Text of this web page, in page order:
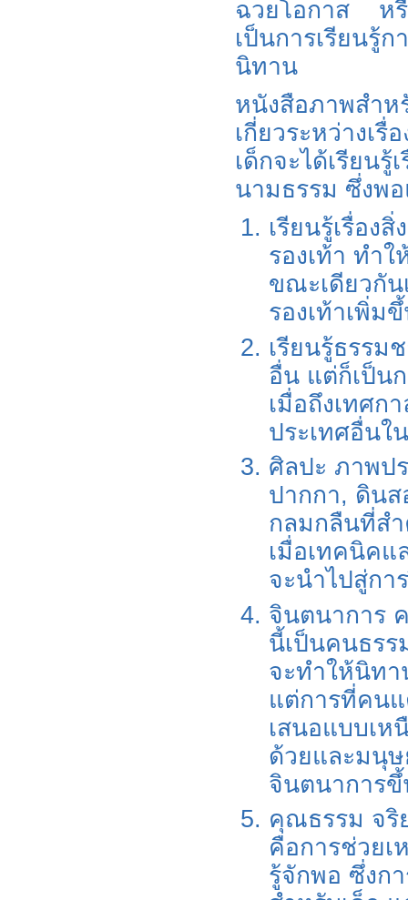
ฉวยโอกาส ห
เป็นการเรียน
นิทาน
หนังสือภาพสำห
เกี่ยวระหว่างเ
เด็กจะได้เรียน
นามธรรม ซึ่งพ
เรียนรู้เรื่อง
รองเท้า ทำใ
ขณะเดียวกัน
รองเท้าเพิ่ม
เรียนรู้ธรรม
อื่น แต่ก็เป็น
เมื่อถึงเทศก
ประเทศอื่นใ
ศิลปะ ภาพป
ปากกา, ดินส
กลมกลืนที่สำ
เมื่อเทคนิคแ
จะนำไปสู่กา
จินตนาการ
นี้เป็นคนธรร
จะทำให้นิทา
แต่การที่คน
เสนอแบบเห
ด้วยและมนุษ
จินตนาการ
คุณธรรม จริ
คือการช่วย
รู้จักพอ ซึ่งกา